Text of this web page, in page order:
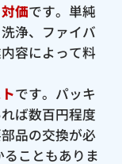
価です。単純
浄、ファイバ
容によって料
です。パッキ
ば数百円程度
品の交換が必
こともありま